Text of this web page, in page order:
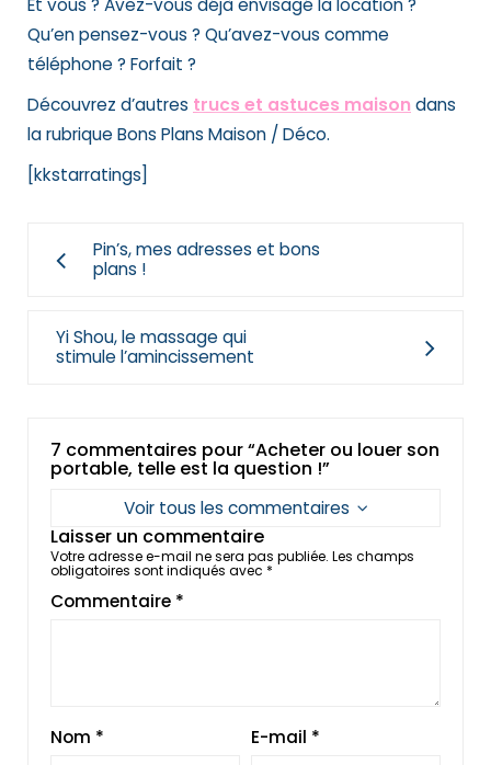
Et vous ? Avez-vous déjà envisagé la location ?
Qu’en pensez-vous ? Qu’avez-vous comme
téléphone ? Forfait ?
Découvrez d’autres trucs et astuces maison dans
la rubrique Bons Plans Maison / Déco.
[kkstarratings]
Pin’s, mes adresses et bons
plans !
Yi Shou, le massage qui
stimule l’amincissement
7 commentaires pour “Acheter ou louer son
portable, telle est la question !”
Voir tous les commentaires
Laisser un commentaire
Votre adresse e-mail ne sera pas publiée. Les champs
obligatoires sont indiqués avec *
Commentaire *
Nom * E-mail *